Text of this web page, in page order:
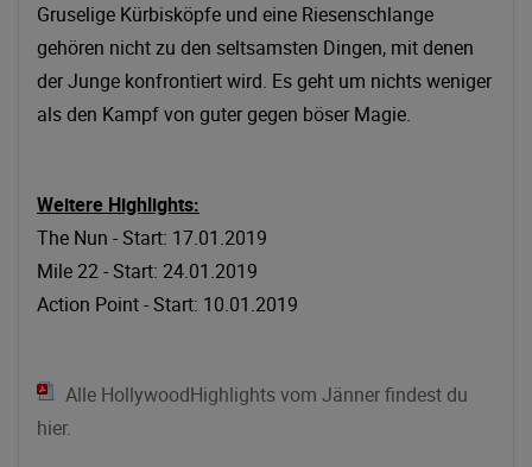
Gruselige Kürbisköpfe und eine Riesenschlange
gehören nicht zu den seltsamsten Dingen, mit denen
der Junge konfrontiert wird. Es geht um nichts weniger
als den Kampf von guter gegen böser Magie.
Weitere Highlights:
The Nun - Start: 17.01.2019
Mile 22 - Start: 24.01.2019
Action Point - Start: 10.01.2019
Alle HollywoodHighlights vom Jänner findest du
hier.